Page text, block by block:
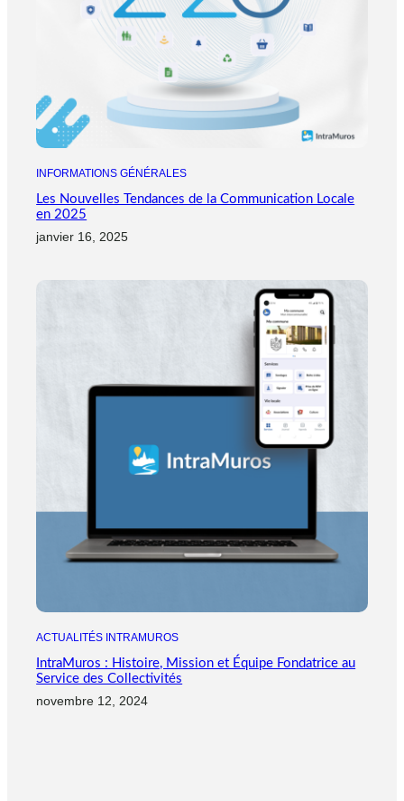
INFORMATIONS GÉNÉRALES
Les Nouvelles Tendances de la Communication Locale
en 2025
janvier 16, 2025
ACTUALITÉS INTRAMUROS
IntraMuros : Histoire, Mission et Équipe Fondatrice au
Service des Collectivités
novembre 12, 2024